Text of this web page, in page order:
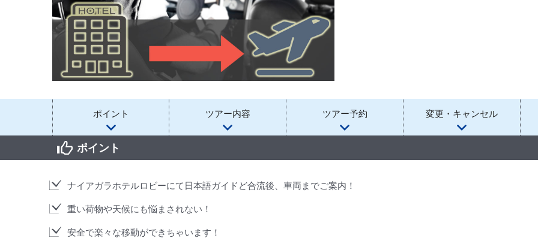
ポイント ツアー内容 ツアー予約 変更・キャンセル
ポイント
ナイアガラホテルロビーにて日本語ガイドど合流後、車両までご案内！
重い荷物や天候にも悩まされない！
安全で楽々な移動ができちゃいます！